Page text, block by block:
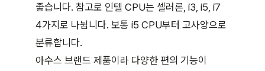
좋습니다. 참고로 인텔 CPU는 셀러론, i3, i5, i7
4가지로 나뉩니다. 보통 i5 CPU부터 고사양으로
분류합니다.
아수스 브랜드 제품이라 다양한 편의 기능이